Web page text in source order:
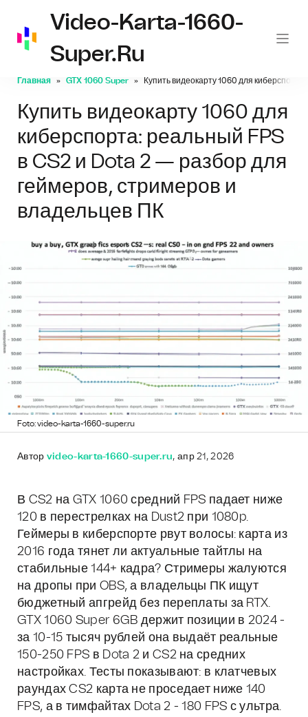
Video-Karta-1660-
Super.ru
Главная GTX 1060 Super Купить видеокарту 1060 для
Купить видеокарту 1060 для
киберспорта: реальный FPS
в CS2 и Dota 2 — разбор для
геймеров, стримеров и
владельцев ПК
Foto: video-karta-1660-super.ru
Автор video-karta-1660-super.ru, апр 21, 2026
В CS2 на GTX 1060 средний FPS падает ниже
120 в перестрелках на Dust2 при 1080p.
Геймеры в киберспорте рвут волосы: карта из
2016 года тянет ли актуальные тайтлы на
стабильные 144+ кадра? Стримеры жалуются
на дропы при OBS, а владельцы ПК ищут
бюджетный апгрейд без переплаты за RTX.
GTX 1060 Super 6GB держит позиции в 2024 -
за 10-15 тысяч рублей она выдаёт реальные
150-250 FPS в Dota 2 и CS2 на средних
настройках. Тесты показывают: в клатчевых
раундах CS2 карта не проседает ниже 140
FPS, а в тимфайтах Dota 2 - 180 FPS с ультра.